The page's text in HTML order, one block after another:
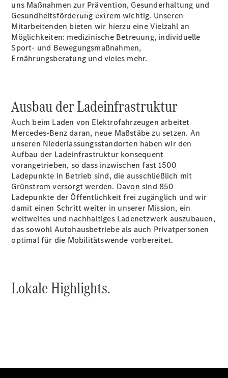
Über uns
Kontakt
Ansprechpartner
Kontaktformular
Elektromobilität
Unternehmensinformationen
Karriere
uns Maßnahmen zur Prävention, Gesunderhaltung und
Gesundheitsförderung extrem wichtig. Unseren
Mitarbeitenden bieten wir hierzu eine Vielzahl an
Möglichkeiten: medizinische Betreuung, individuelle
Sport- und Bewegungsmaßnahmen,
Ernährungsberatung und vieles mehr.
Ausbau der Ladeinfrastruktur
Auch beim Laden von Elektrofahrzeugen arbeitet
Mercedes-Benz daran, neue Maßstäbe zu setzen. An
unseren Niederlassungsstandorten haben wir den
Aufbau der Ladeinfrastruktur konsequent
vorangetrieben, so dass inzwischen fast 1500
Ladepunkte in Betrieb sind, die ausschließlich mit
Grünstrom versorgt werden. Davon sind 850
Ladepunkte der Öffentlichkeit frei zugänglich und wir
damit einen Schritt weiter in unserer Mission, ein
weltweites und nachhaltiges Ladenetzwerk auszubauen,
das sowohl Autohausbetriebe als auch Privatpersonen
optimal für die Mobilitätswende vorbereitet.
Lokale Highlights.